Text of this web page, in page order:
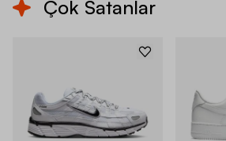
Çok Satanlar